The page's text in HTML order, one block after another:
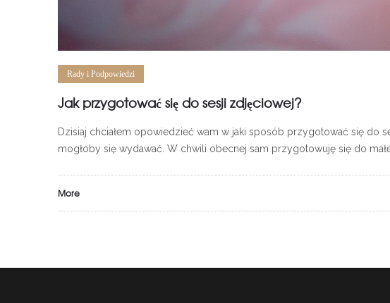
Rady i Podpowiedzi
Jak przygotować się do sesji zdjęciowej?
Dzisiaj chciałem opowiedzieć wam w jaki sposób przygotować się do
mogłoby się wydawać. W chwili obecnej sam przygotowuję się do
More